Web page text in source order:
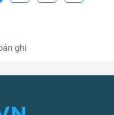
ghi